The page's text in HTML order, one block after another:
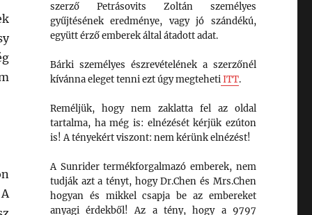
szerző Petrásovits Zoltán személyes
gyűjtésének eredménye, vagy jó szándékú,
együtt érző emberek által átadott adat.
Bárki személyes észrevételének a szerzőnél
kívánna eleget tenni ezt úgy megtehetiITT.
Reméljük, hogy nem zaklatta fel az oldal
tartalma, ha még is: elnézését kérjük ezúton
is! A tényekért viszont: nem kérünk elnézést!
A Sunrider termékforgalmazó emberek, nem
tudják azt a tényt, hogy Dr.Chen és Mrs.Chen
hogyan és mikkel csapja be az embereket
anyagi érdekből! Az a tény, hogy a 9797